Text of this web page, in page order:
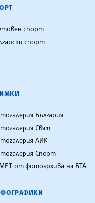
спорт
спорт
България
Свят
ЛИК
Спорт
от фотоархива на БТА